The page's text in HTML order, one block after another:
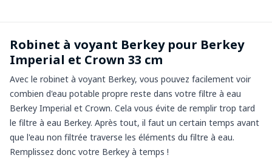
Robinet à voyant Berkey pour Berkey
Imperial et Crown 33 cm
Avec le robinet à voyant Berkey, vous pouvez facilement voir
combien d'eau potable propre reste dans votre filtre à eau
Berkey Imperial et Crown. Cela vous évite de remplir trop tard
le filtre à eau Berkey. Après tout, il faut un certain temps avant
que l'eau non filtrée traverse les éléments du filtre à eau.
Remplissez donc votre Berkey à temps !